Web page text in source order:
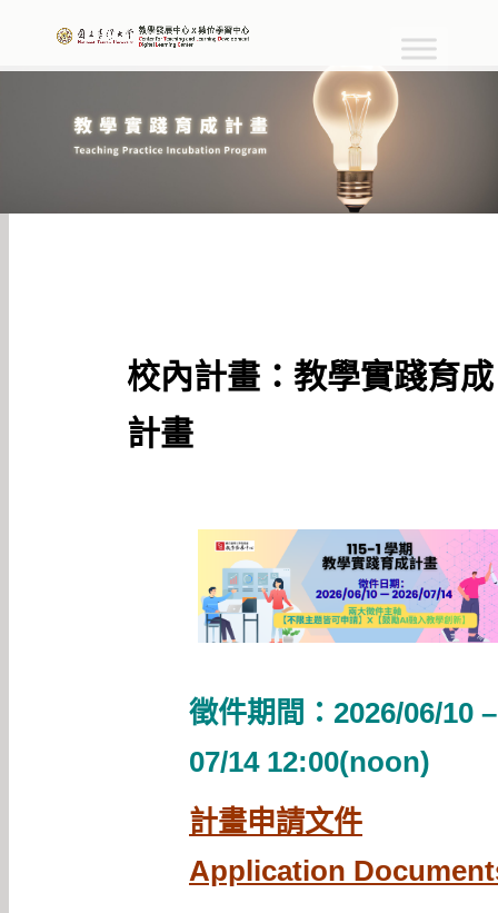
校內計畫：教學實踐育成
計畫
徵件期間：2026/06/10 –
07/14 12:00(noon)
計畫申請文件
Application